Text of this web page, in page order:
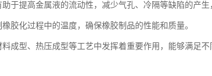
于提高金属液的流动性，减少气孔、冷隔等缺陷的产生
胶化过程中的温度，确保橡胶制品的性能和质量。
成型、热压成型等工艺中发挥着重要作用，能够满足